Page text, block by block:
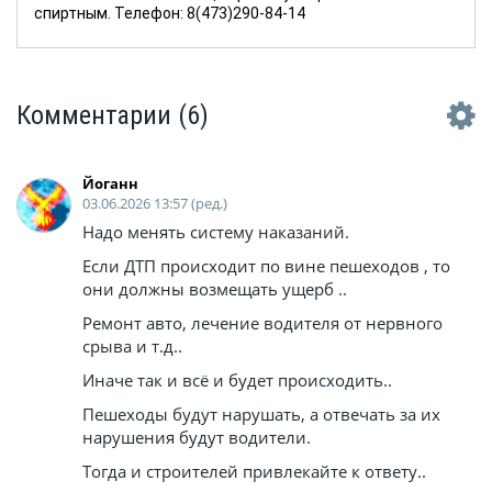
спиртным. Телефон: 8(473)290-84-14
Комментарии (6)
Йоганн
03.06.2026 13:57 (ред.)
Надо менять систему наказаний.
Если ДТП происходит по вине пешеходов , то
они должны возмещать ущерб ..
Ремонт авто, лечение водителя от нервного
срыва и т.д..
Иначе так и всё и будет происходить..
Пешеходы будут нарушать, а отвечать за их
нарушения будут водители.
Тогда и строителей привлекайте к ответу..